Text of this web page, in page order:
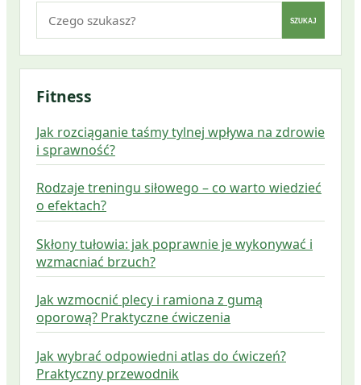
SZUKAJ
Fitness
Jak rozciąganie taśmy tylnej wpływa na zdrowie
i sprawność?
Rodzaje treningu siłowego – co warto wiedzieć
o efektach?
Skłony tułowia: jak poprawnie je wykonywać i
wzmacniać brzuch?
Jak wzmocnić plecy i ramiona z gumą
oporową? Praktyczne ćwiczenia
Jak wybrać odpowiedni atlas do ćwiczeń?
Praktyczny przewodnik